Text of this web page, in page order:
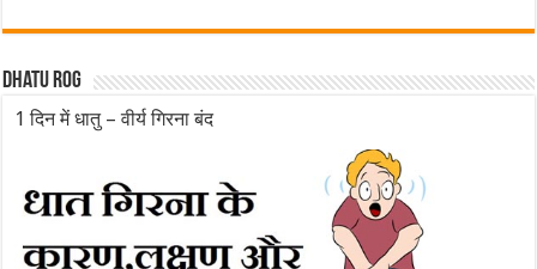
Dhatu rog
1 दिन में धातु – वीर्य गिरना बंद